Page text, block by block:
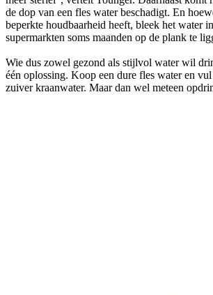
de dop van een fles water beschadigt. En
beperkte houdbaarheid heeft, bleek het water
supermarkten soms maanden op de plank te
Wie dus zowel gezond als stijlvol water wil
één oplossing. Koop een dure fles water en
zuiver kraanwater. Maar dan wel meteen